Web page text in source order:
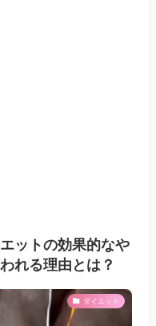
ットの効果的なや
れる理由とは？
ダイエット